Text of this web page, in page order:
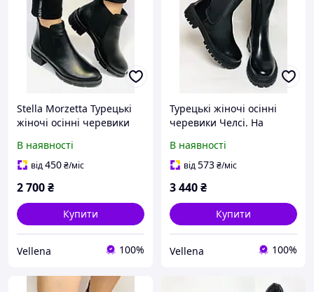
Stella Morzetta Турецькі
жіночі осінні черевики
Натуральна шкіра.. Р 36
38.39 40
В наявності
від450₴/міс
2 700₴
Купити
Vellena 100%
Турецькі жіночі осінні
черевики Челсі. На
Натуральна шкіра. Stella
Morzettу. Р 36 38.39 40
В наявності
від573₴/міс
3 440₴
Купити
Vellena 100%